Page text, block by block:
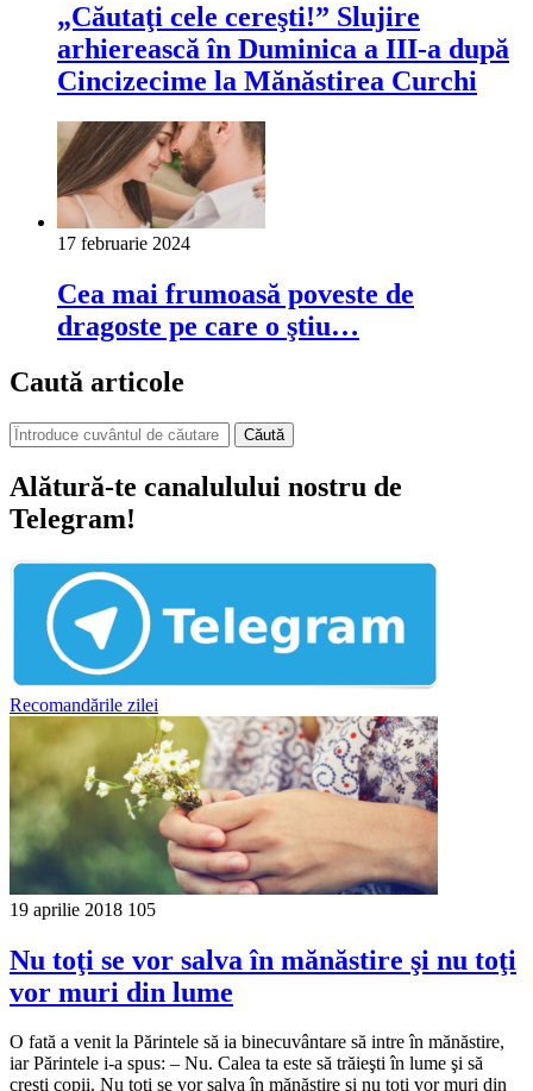
„Căutaţi cele cereşti!” Slujire
arhierească în Duminica a III-a după
Cincizecime la Mănăstirea Curchi
17 februarie 2024
Cea mai frumoasă poveste de
dragoste pe care o ştiu…
Caută articole
Căută
Alătură-te canalulului nostru de
Telegram!
Recomandările zilei
19 aprilie 2018 105
Nu toţi se vor salva în mănăstire şi nu toţi
vor muri din lume
O fată a venit la Părintele să ia binecuvântare să intre în mănăstire,
iar Părintele i-a spus: – Nu. Calea ta este să trăieşti în lume şi să
creşti copii. Nu toţi se vor salva în mănăstire şi nu toţi vor muri din